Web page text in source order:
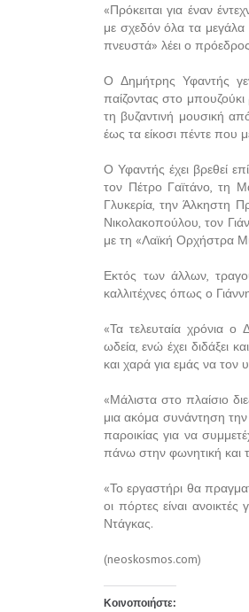
«Πρόκειται για έναν
με σχεδόν όλα τα
πνευστά» λέει ο
Ο Δημήτρης Υφαντής
παίζοντας στο μπουζούκι
τη βυζαντινή μουσική
έως τα είκοσι πέντε που
Ο Υφαντής έχει βρεθεί
τον Πέτρο Γαϊτάνο, τη
Γλυκερία, την Άλκηστη
Νικολακοπούλου, τον
με τη «Λαϊκή Ορχήστρα
Εκτός των άλλων,
καλλιτέχνες όπως ο
«Τα τελευταία χρόνια
ωδεία, ενώ έχει διδάξει
και χαρά για εμάς να τον
«Μάλιστα στο πλαίσιο
μια ακόμα συνάντηση
παροικίας για να
πάνω στην φωνητική και
«Το εργαστήρι θα
οι πόρτες είναι
Ντάγκας.
(neoskosmos.com)
Κοινοποιήστε: